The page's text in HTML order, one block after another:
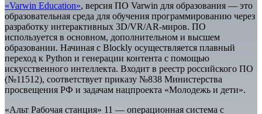
«Varwin Education», версия ПО Varwin для образования — это
образовательная среда для обучения программированию через
разработку интерактивных 3D/VR/AR-миров. ПО
используется в основном, дополнительном и высшем
образовании. Начиная с Blockly осуществляется плавный
переход к Python и генерации контента с помощью
искусственного интеллекта. Входит в реестр российского ПО
(№11512), соответствует приказу №838 Министерства
просвещения РФ и задачам нацпроекта «Молодежь и дети».
«Альт Рабочая станция» 11 — операционная система с